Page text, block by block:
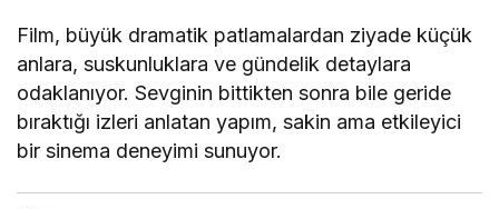
Film, büyük dramatik patlamalardan ziyade küçük
anlara, suskunluklara ve gündelik detaylara
odaklanıyor. Sevginin bittikten sonra bile geride
bıraktığı izleri anlatan yapım, sakin ama etkileyici
bir sinema deneyimi sunuyor.